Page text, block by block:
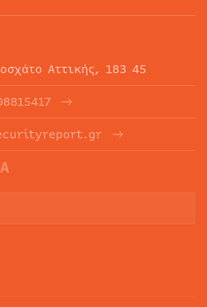
Αττικής, 183 45